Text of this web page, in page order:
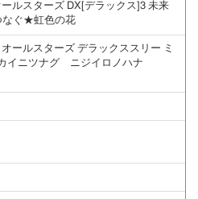
ルスターズ DX[デラックス]3 未来
なぐ★虹色の花
ールスターズ デラックススリー ミ
イニツナグ ニジイロノハナ